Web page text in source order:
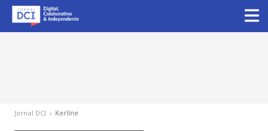
Jornal DCI › Kerline